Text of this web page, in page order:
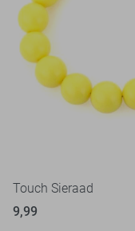
Touch Sieraad
9,99